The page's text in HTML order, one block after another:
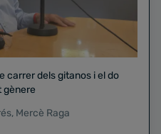
carrer dels gitanos i el do
gènere
, Mercè Raga